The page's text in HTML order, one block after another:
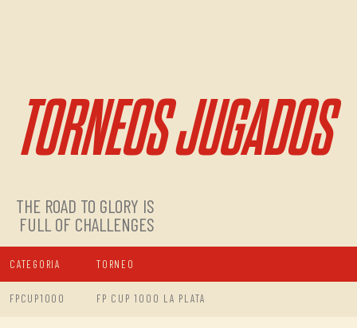
TORNEOS JUGADOS
THE ROAD TO GLORY IS
FULL OF CHALLENGES
CATEGORIA TORNEO
FPCUP1000 FP CUP 1000 LA PLATA